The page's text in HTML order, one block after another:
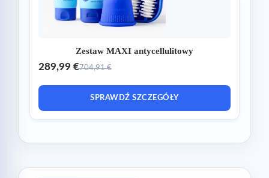
Zestaw MAXI antycellulitowy
289,99 €704,91 €
SPRAWDŹ SZCZEGÓŁY